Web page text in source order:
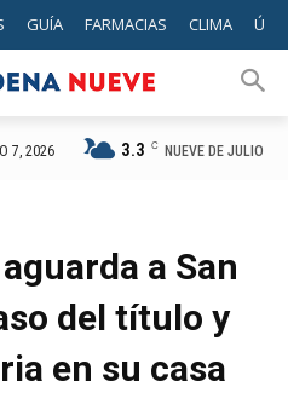
GUÍA FARMACIAS CLIMA
7, 2026 3.3 C NUEVE DE JULIO
a San
del título y
en su casa